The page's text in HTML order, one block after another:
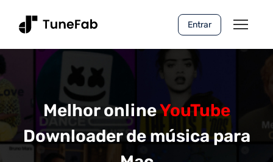
Entrar
Melhor onlineYouTube
Downloader de música para